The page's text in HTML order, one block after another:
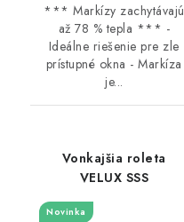
*** Markízy zachytávajú
až 78 % tepla *** -
Ideálne riešenie pre zle
prístupné okna - Markíza
je...
Vonkajšia roleta
VELUX SSS
Novinka